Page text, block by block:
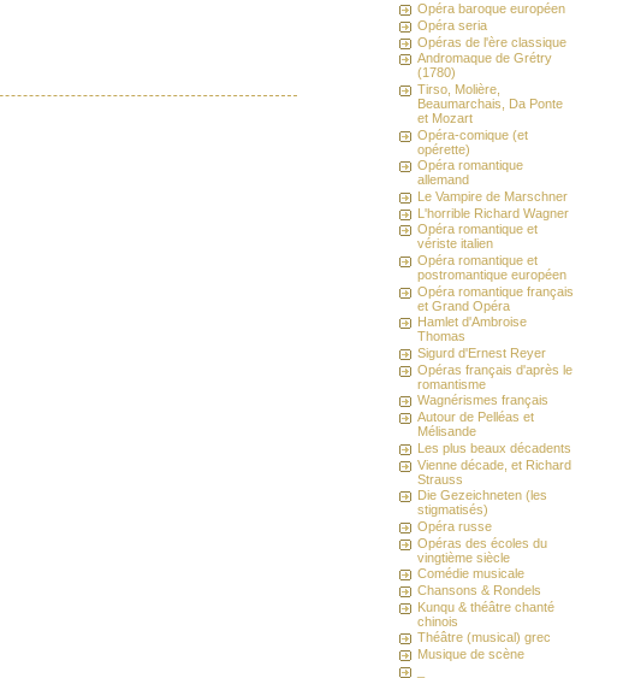
Opéra baroque européen
Opéra seria
Opéras de l'ère classique
Andromaque de Grétry
(1780)
Tirso, Molière,
Beaumarchais, Da Ponte
et Mozart
Opéra-comique (et
opérette)
Opéra romantique
allemand
Le Vampire de Marschner
L'horrible Richard Wagner
Opéra romantique et
vériste italien
Opéra romantique et
postromantique européen
Opéra romantique français
et Grand Opéra
Hamlet d'Ambroise
Thomas
Sigurd d'Ernest Reyer
Opéras français d'après le
romantisme
Wagnérismes français
Autour de Pelléas et
Mélisande
Les plus beaux décadents
Vienne décade, et Richard
Strauss
Die Gezeichneten (les
stigmatisés)
Opéra russe
Opéras des écoles du
vingtième siècle
Comédie musicale
Chansons & Rondels
Kunqu & théâtre chanté
chinois
Théâtre (musical) grec
Musique de scène